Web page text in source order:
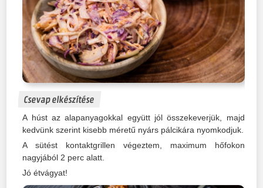
Csevap elkészítése
A húst az alapanyagokkal együtt jól összekeverjük, majd
kedvünk szerint kisebb méretű nyárs pálcikára nyomkodjuk.
A sütést kontaktgrillen végeztem, maximum hőfokon
nagyjából 2 perc alatt.
Jó étvágyat!